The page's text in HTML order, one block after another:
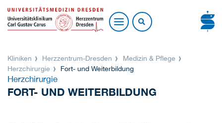
Kliniken Herzzentrum-Dresden
Medizin & Pflege
Herzchirurgie
Fort- und Weiterbildung
Herzchirurgie
FORT- UND WEITERBILDUNG